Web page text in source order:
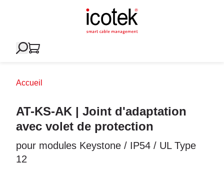
Accueil
AT-KS-AK | Joint d'adaptation
avec volet de protection
pour modules Keystone / IP54 / UL Type
12